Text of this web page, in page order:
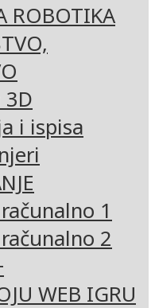
ROBOTIKA
i ispisa
1
2
WEB IGRU